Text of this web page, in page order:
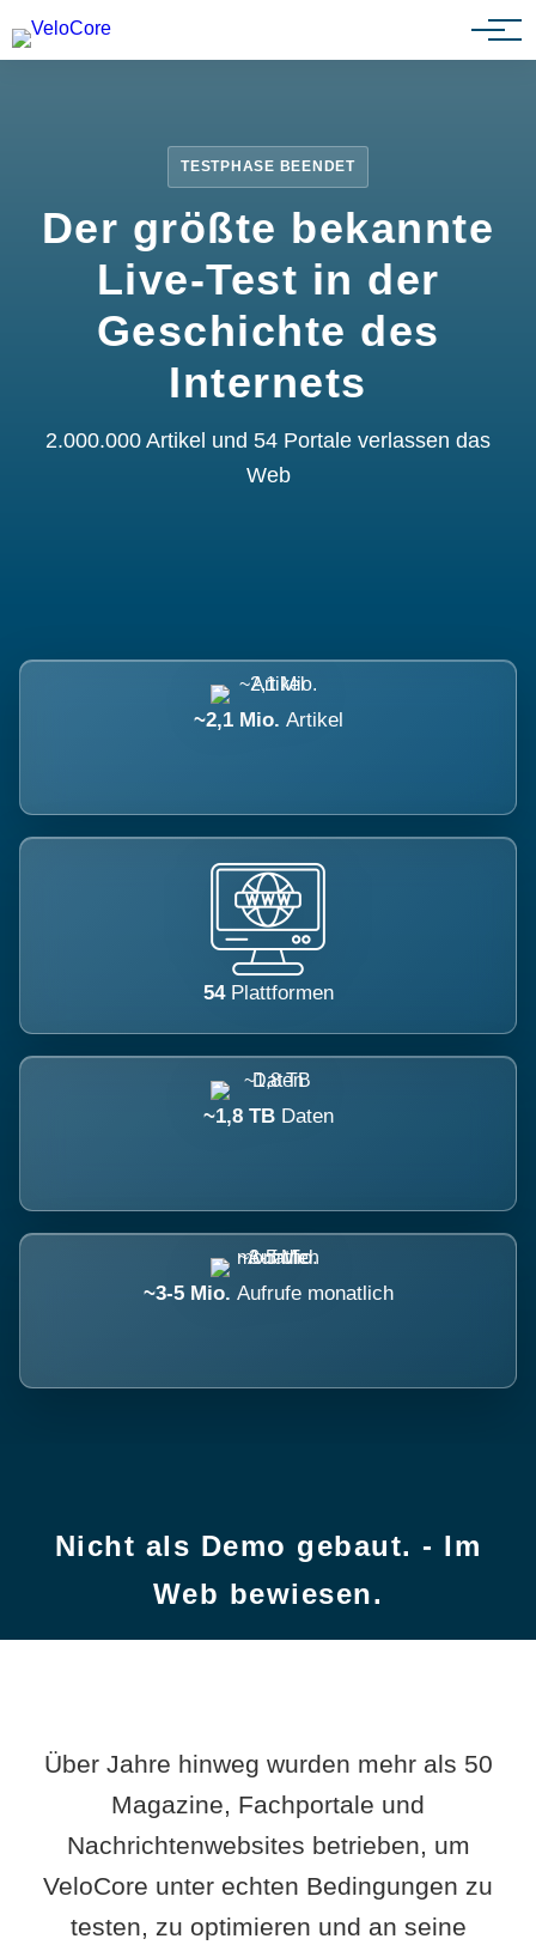
Partnerprogramm
TESTPHASE BEENDET
Der größte bekannte
Live-Test in der
Geschichte des
Internets
2.000.000 Artikel und 54 Portale verlassen das
Web
~2,1 Mio. Artikel
54 Plattformen
~1,8 TB Daten
~3-5 Mio. Aufrufe monatlich
Nicht als Demo gebaut. - Im
Web bewiesen.
Über Jahre hinweg wurden mehr als 50
Magazine, Fachportale und
Nachrichtenwebsites betrieben, um
VeloCore unter echten Bedingungen zu
testen, zu optimieren und an seine